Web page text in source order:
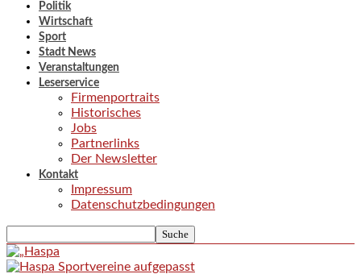
Politik
Wirtschaft
Sport
Stadt News
Veranstaltungen
Leserservice
Firmenportraits
Historisches
Jobs
Partnerlinks
Der Newsletter
Kontakt
Impressum
Datenschutzbedingungen